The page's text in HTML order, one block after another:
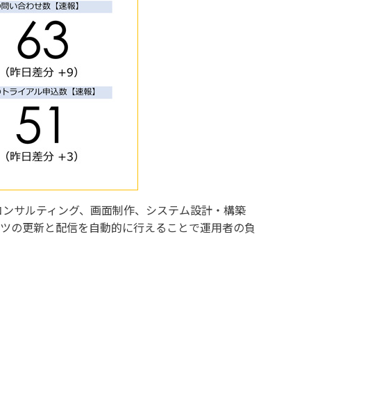
サルティング、画面制作、システム設計・構築
の更新と配信を自動的に行えることで運用者の負